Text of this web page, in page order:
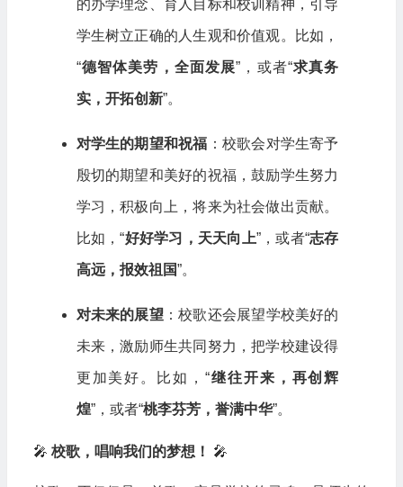
的办学理念、育人目标和校训精神，引导
学生树立正确的人生观和价值观。比如，
“德智体美劳，全面发展”，或者“求真务
实，开拓创新”。
对学生的期望和祝福 ：校歌会对学生寄予
殷切的期望和美好的祝福，鼓励学生努力
学习，积极向上，将来为社会做出贡献。
比如，“好好学习，天天向上”，或者“志存
高远，报效祖国”。
对未来的展望：校歌还会展望学校美好的
未来，激励师生共同努力，把学校建设得
更加美好。比如，“继往开来，再创辉
煌”，或者“桃李芬芳，誉满中华”。
🎤 校歌，唱响我们的梦想！ 🎤